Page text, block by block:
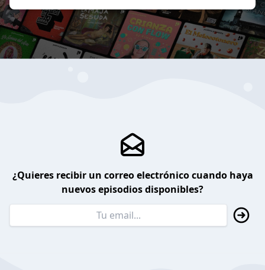
¿Quieres recibir un correo electrónico cuando haya
nuevos episodios disponibles?